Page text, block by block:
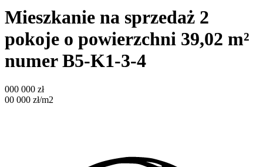
Mieszkanie na sprzedaż 2
pokoje o powierzchni 39,02 m²
numer B5-K1-3-4
000 000 zł
00 000 zł/m2